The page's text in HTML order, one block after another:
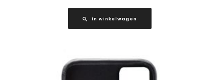
In winkelwagen